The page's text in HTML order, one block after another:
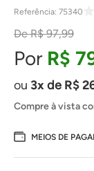
Referência: 75340
R$ 97,99
R$
3 de R$
Compre à vista
MEIOS DE